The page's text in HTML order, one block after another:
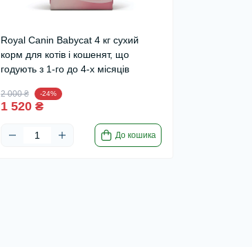
Royal Canin Babycat 4 кг сухий
корм для котів і кошенят, що
годують з 1-го до 4-х місяців
2 000 ₴ -24%
1 520 ₴
До кошика